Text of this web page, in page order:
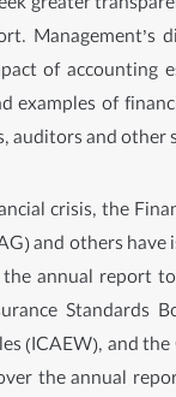
of accounting
examples of
auditors and
crisis, the
and others
the annual report
Standards
(ICAEW), and
the annual